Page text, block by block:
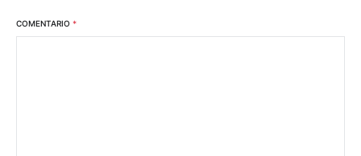
COMENTARIO *